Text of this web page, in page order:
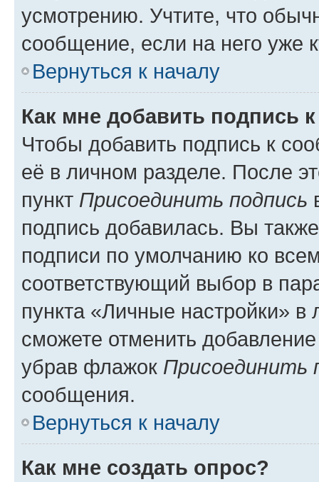
усмотрению. Учтите, что
сообщение, если на него уже
Вернуться к началу
Как мне добавить подпись
Чтобы добавить подпись к
её в личном разделе. После
пункт Присоединить подпись
подпись добавилась. Вы
подписи по умолчанию ко
соответствующий выбор в
пункта «Личные настройки»
сможете отменить
убрав флажок Присоединить
сообщения.
Вернуться к началу
Как мне создать опрос?